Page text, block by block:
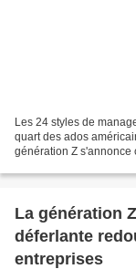
Les 24 styles de
quart des ados
génération Z s'annonce
La génération
déferlante
entreprises